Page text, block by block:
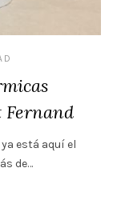
Fernand
está aquí el
de…